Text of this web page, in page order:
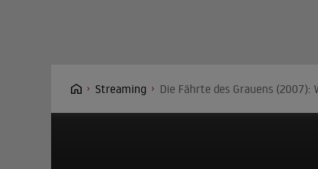
Streaming Die Fährte des Grauens